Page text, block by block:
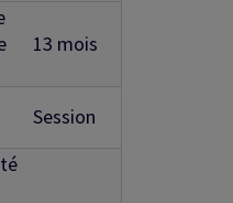
13 mois
Session